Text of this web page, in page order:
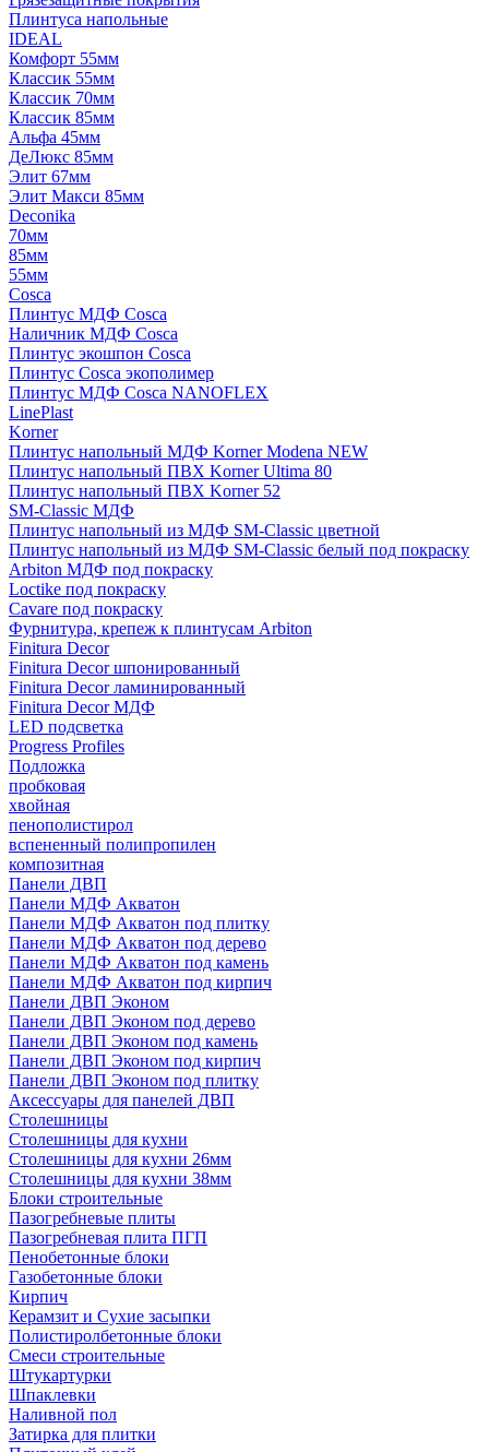
Плинтуса напольные
IDEAL
Комфорт 55мм
Классик 55мм
Классик 70мм
Классик 85мм
Альфа 45мм
ДеЛюкс 85мм
Элит 67мм
Элит Макси 85мм
Deconika
70мм
85мм
55мм
Cosca
Плинтус МДФ Cosca
Наличник МДФ Cosca
Плинтус экошпон Cosca
Плинтус Cosca экополимер
Плинтус МДФ Cosca NANOFLEX
LinePlast
Korner
Плинтус напольный МДФ Korner Modena NEW
Плинтус напольный ПВХ Korner Ultima 80
Плинтус напольный ПВХ Korner 52
SM-Classic МДФ
Плинтус напольный из МДФ SM-Classic цветной
Плинтус напольный из МДФ SM-Classic белый под покраску
Arbiton МДФ под покраску
Loctike под покраску
Cavare под покраску
Фурнитура, крепеж к плинтусам Arbiton
Finitura Decor
Finitura Decor шпонированный
Finitura Decor ламинированный
Finitura Decor МДФ
LED подсветка
Progress Profiles
Подложка
пробковая
хвойная
пенополистирол
вспененный полипропилен
композитная
Панели ДВП
Панели МДФ Акватон
Панели МДФ Акватон под плитку
Панели МДФ Акватон под дерево
Панели МДФ Акватон под камень
Панели МДФ Акватон под кирпич
Панели ДВП Эконом
Панели ДВП Эконом под дерево
Панели ДВП Эконом под камень
Панели ДВП Эконом под кирпич
Панели ДВП Эконом под плитку
Аксессуары для панелей ДВП
Столешницы
Столешницы для кухни
Столешницы для кухни 26мм
Столешницы для кухни 38мм
Блоки строительные
Пазогребневые плиты
Пазогребневая плита ПГП
Пенобетонные блоки
Газобетонные блоки
Кирпич
Керамзит и Сухие засыпки
Полистиролбетонные блоки
Смеси строительные
Штукартурки
Шпаклевки
Наливной пол
Затирка для плитки